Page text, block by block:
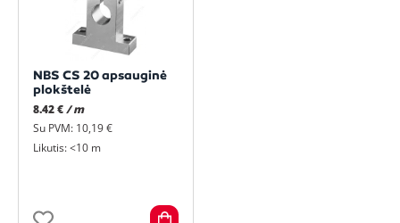
NBS CS 20 apsauginė
plokštelė
8.42 €/ m
Su PVM: 10,19 €
Likutis: <10 m